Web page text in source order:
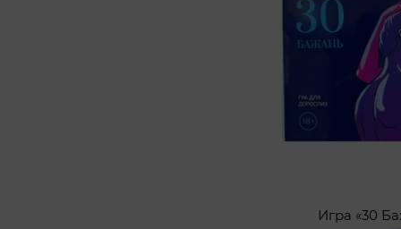
Игра «30